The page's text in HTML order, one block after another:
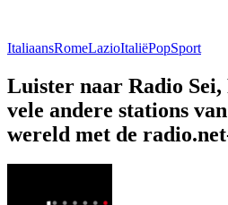
ItaliaansRomeLazioItaliëPopSport
Luister naar Radio Sei,
vele andere stations
wereld met de